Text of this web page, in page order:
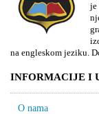
je
na engleskom jeziku.
INFORMACIJE I
O nama